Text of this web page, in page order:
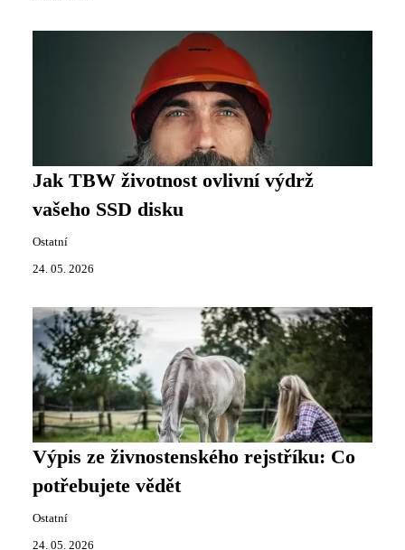
Jak TBW životnost ovlivní výdrž
vašeho SSD disku
Ostatní
24. 05. 2026
Výpis ze živnostenského rejstříku: Co
potřebujete vědět
Ostatní
24. 05. 2026